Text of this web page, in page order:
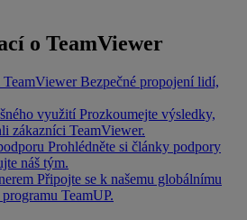
o TeamViewer
TeamViewer Bezpečné propojení lidí,
využití Prozkoumejte výsledky,
zákazníci TeamViewer.
Prohlédněte si články podpory
náš tým.
Připojte se k našemu globálnímu
TeamUP.